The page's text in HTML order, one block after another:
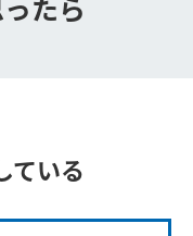
ている